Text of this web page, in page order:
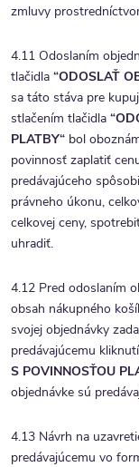
zmluvy
4.11 Odoslaním
tlačidla “ODOSLAŤ
sa táto stáva pre
stlačením tlačidla
PLATBY“ bol
povinnosť zaplatiť
predávajúceho
právneho úkonu,
celkovej ceny,
uhradiť.
4.12 Pred odoslaním
obsah nákupného
svojej objednávky
predávajúcemu
S POVINNOSŤOU
objednávke sú
4.13 Návrh na
predávajúcemu vo